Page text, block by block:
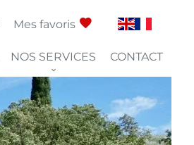
Mes favoris
NOS SERVICES CONTACT